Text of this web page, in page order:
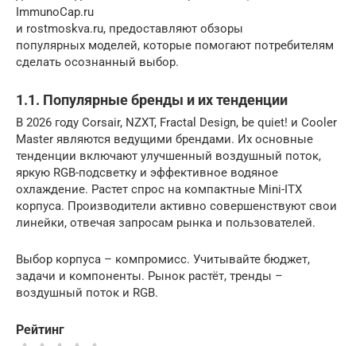
ImmunoCap.ru
и rostmoskva.ru, предоставляют обзоры
популярных моделей, которые помогают потребителям
сделать осознанный выбор.
1.1. Популярные бренды и их тенденции
В 2026 году Corsair, NZXT, Fractal Design, be quiet! и Cooler
Master являются ведущими брендами. Их основные
тенденции включают улучшенный воздушный поток,
яркую RGB-подсветку и эффективное водяное
охлаждение. Растет спрос на компактные Mini-ITX
корпуса. Производители активно совершенствуют свои
линейки, отвечая запросам рынка и пользователей.
Выбор корпуса – компромисс. Учитывайте бюджет,
задачи и компоненты. Рынок растёт, тренды –
воздушный поток и RGB.
Рейтинг